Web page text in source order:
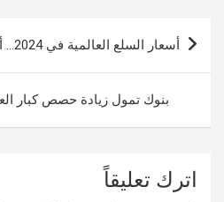
تصفّح
المقالات
أسعار السلع العالمية في 2024… أكبر الرابحين والخاسرين
بنوك تمول زيادة حصص كبار
اترك تعليقاً